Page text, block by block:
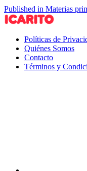
Published in Materias
Políticas de
Quiénes Somos
Contacto
Términos y